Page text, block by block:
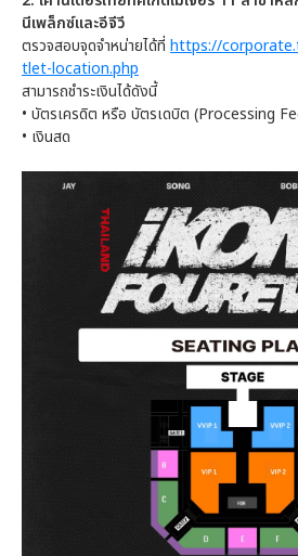
นีเพล็กซ์และอีจีวี
ตรวจสอบจุดจำหน่ายได้ที่ https://
tlet-location.php
สามารถชำระเงินได้ดังนี้
• บัตรเครดิต หรือ บัตรเดบิต (Processing
• เงินสด